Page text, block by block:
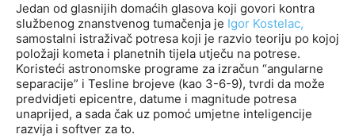
Jedan od glasnijih domaćih glasova koji govori kontra
službenog znanstvenog tumačenja je Igor Kostelac,
samostalni istraživač potresa koji je razvio teoriju po kojoj
položaji kometa i planetnih tijela utječu na potrese.
Koristeći astronomske programe za izračun “angularne
separacije” i Tesline brojeve (kao 3-6-9), tvrdi da može
predvidjeti epicentre, datume i magnitude potresa
unaprijed, a sada čak uz pomoć umjetne inteligencije
razvija i softver za to.